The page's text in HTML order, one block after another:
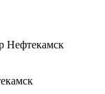
Нефтекамск